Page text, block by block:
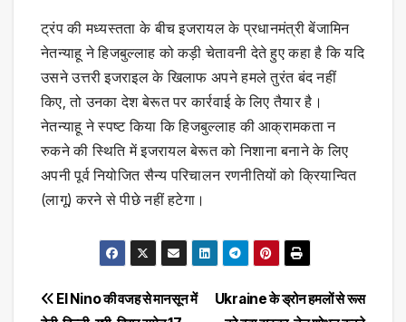
ट्रंप की मध्यस्तता के बीच इजरायल के प्रधानमंत्री बेंजामिन
नेतन्याहू ने हिजबुल्लाह को कड़ी चेतावनी देते हुए कहा है कि यदि
उसने उत्तरी इजराइल के खिलाफ अपने हमले तुरंत बंद नहीं
किए, तो उनका देश बेरूत पर कार्रवाई के लिए तैयार है।
नेतन्याहू ने स्पष्ट किया कि हिजबुल्लाह की आक्रामकता न
रुकने की स्थिति में इजरायल बेरूत को निशाना बनाने के लिए
अपनी पूर्व नियोजित सैन्य परिचालन रणनीतियों को क्रियान्वित
(लागू) करने से पीछे नहीं हटेगा।
Post
Ukraine के ड्रोन हमलों से रूस
El Nino की वजह से मानसून में